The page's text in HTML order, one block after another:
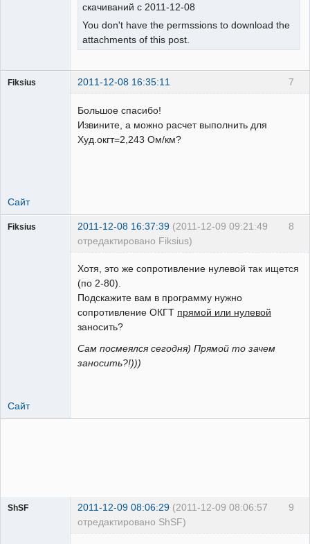
скачиваний с 2011-12-08
You don't have the permssions to download the
attachments of this post.
7
Fiksius 2011-12-08 16:35:11
Большое спасибо!
Извините, а можно расчет выполнить для
Худ.окгт=2,243 Ом/км?
Сайт
8
Fiksius 2011-12-08 16:37:39 (2011-12-09 09:21:49
отредактировано Fiksius)
Хотя, это же сопротивление нулевой так ищется
(по 2-80).
Подскажите вам в программу нужно
сопротивление ОКГТ прямой или нулевой
заносить?
Сам посмеялся сегодня) Прямой то зачем
заносить?!)))
Сайт
9
ShSF 2011-12-09 08:06:29 (2011-12-09 08:06:57
отредактировано ShSF)